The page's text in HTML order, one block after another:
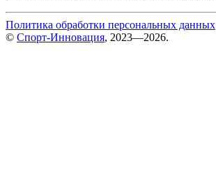
Политика обработки персональных данных
© Спорт-Инновация, 2023—2026.